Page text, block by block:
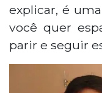
explicar, é
você quer
parir e seguir